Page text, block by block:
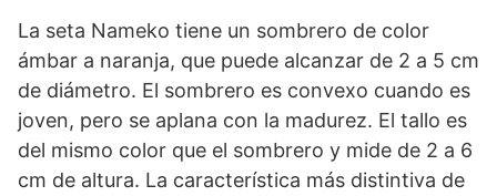
La seta Nameko tiene un sombrero de color
ámbar a naranja, que puede alcanzar de 2 a 5 cm
de diámetro. El sombrero es convexo cuando es
joven, pero se aplana con la madurez. El tallo es
del mismo color que el sombrero y mide de 2 a 6
cm de altura. La característica más distintiva de